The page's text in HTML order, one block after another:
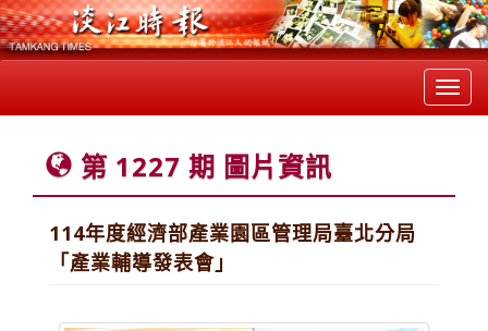
第 1227 期 圖片資訊
114年度經濟部產業園區管理局臺北分局
「產業輔導發表會」